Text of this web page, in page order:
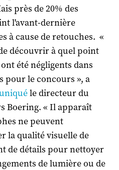
près de 20% des
l'avant-dernière
à cause de retouches. «
découvrir à quel point
été négligents dans
pour le concours », a
le directeur du
Boering. « Il apparaît
ne peuvent
la qualité visuelle de
de détails pour nettoyer
de lumière ou de